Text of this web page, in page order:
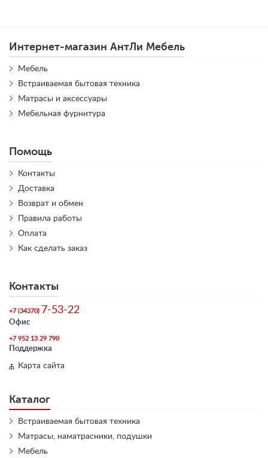
Интернет-магазин АнтЛи Мебель
Мебель
Встраиваемая бытовая техника
Матрасы и аксессуары
Мебельная фурнитура
Помощь
Контакты
Доставка
Возврат и обмен
Правила работы
Оплата
Как сделать заказ
Контакты
+7 (34370) 7-53-22
Офис
+7 952 13 29 790
Поддержка
Карта сайта
Каталог
Встраиваемая бытовая техника
Матрасы, наматрасники, подушки
Мебель